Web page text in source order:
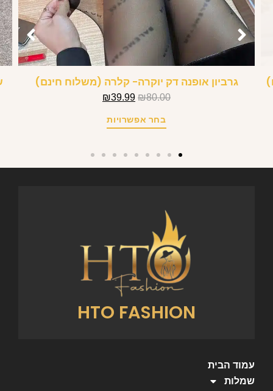
גרביון אופנה דק יוקרה- קלרה (משלוח חינם)
₪80.00
₪39.99
בחר אפשרויות
HTO FASHION
עמוד הבית
שמלות